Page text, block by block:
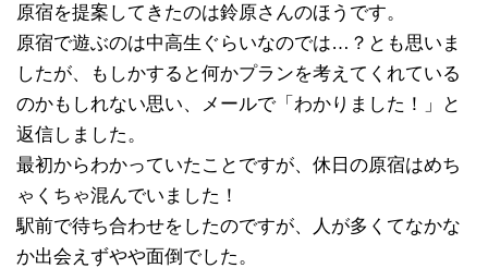
原宿を提案してきたのは鈴原さんのほうです。
原宿で遊ぶのは中高生ぐらいなのでは…？とも思いま
したが、もしかすると何かプランを考えてくれている
のかもしれない思い、メールで「わかりました！」と
返信しました。
最初からわかっていたことですが、休日の原宿はめち
ゃくちゃ混んでいました！
駅前で待ち合わせをしたのですが、人が多くてなかな
か出会えずやや面倒でした。